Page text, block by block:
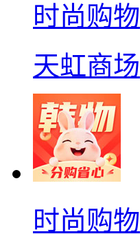
时尚购物
天虹商场
时尚购物